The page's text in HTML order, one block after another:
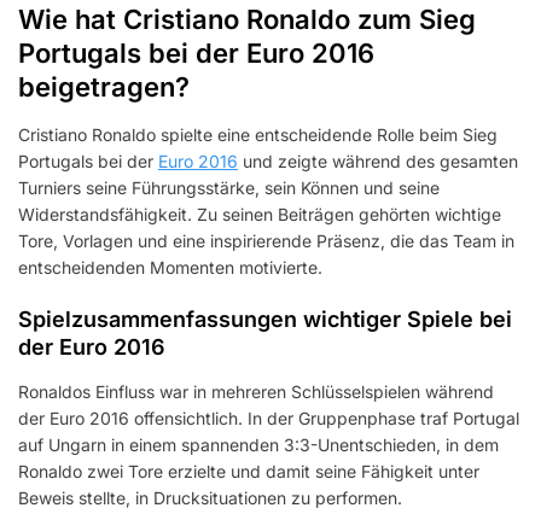
Wie hat Cristiano Ronaldo zum Sieg
Portugals bei der Euro 2016
beigetragen?
Cristiano Ronaldo spielte eine entscheidende Rolle beim Sieg
Portugals bei der Euro 2016 und zeigte während des gesamten
Turniers seine Führungsstärke, sein Können und seine
Widerstandsfähigkeit. Zu seinen Beiträgen gehörten wichtige
Tore, Vorlagen und eine inspirierende Präsenz, die das Team in
entscheidenden Momenten motivierte.
Spielzusammenfassungen wichtiger Spiele bei
der Euro 2016
Ronaldos Einfluss war in mehreren Schlüsselspielen während
der Euro 2016 offensichtlich. In der Gruppenphase traf Portugal
auf Ungarn in einem spannenden 3:3-Unentschieden, in dem
Ronaldo zwei Tore erzielte und damit seine Fähigkeit unter
Beweis stellte, in Drucksituationen zu performen.